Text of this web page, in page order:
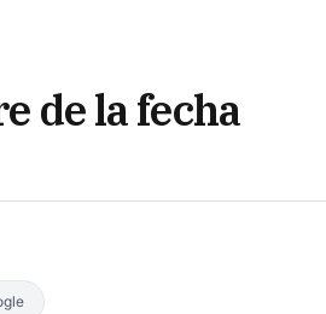
de la fecha